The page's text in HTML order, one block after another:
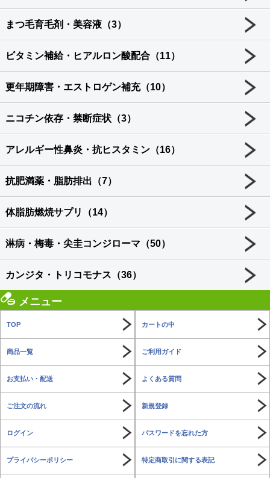
まつ毛育毛剤・美容液（3）
ビタミン補給・ヒアルロン酸配合（11）
更年期障害・エストロゲン補充（10）
ニコチン依存・禁断症状（3）
アレルギー性鼻炎・抗ヒスタミン（16）
抗肥満薬・脂肪排出（7）
体脂肪燃焼サプリ（14）
淋病・梅毒・尖圭コンジローマ（50）
カンジタ・トリコモナス（36）
メニュー
TOP カートの中
商品一覧 ご利用ガイド
お支払い・配送 よくある質問
ご注文の流れ 新規登録
ログイン パスワードを忘れた方
プライバシーポリシー 特定商取引に関する表記